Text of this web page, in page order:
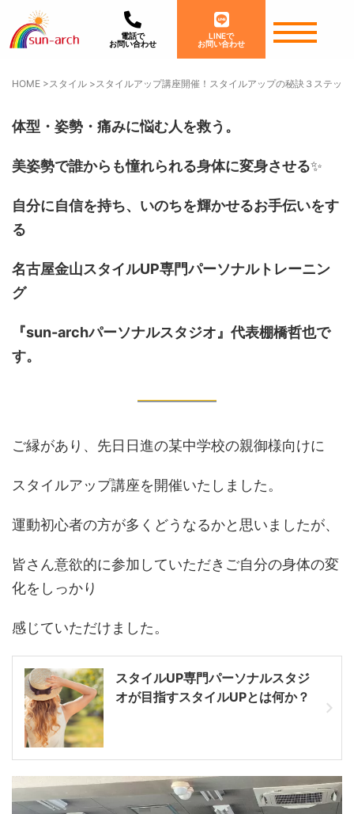
電話で
お問い合わせ
LINEで
お問い合わせ
HOME > スタイル > スタイルアップ講座開催！スタイルアップの秘訣３ステップ
体型・姿勢・痛みに悩む人を救う。
美姿勢で誰からも憧れられる身体に変身させる✨
自分に自信を持ち、いのちを輝かせるお手伝いをす
る
名古屋金山スタイルUP専門パーソナルトレーニン
グ
『sun-archパーソナルスタジオ』代表棚橋哲也で
す。
ご縁があり、先日日進の某中学校の親御様向けに
スタイルアップ講座を開催いたしました。
運動初心者の方が多くどうなるかと思いましたが、
皆さん意欲的に参加していただきご自分の身体の変
化をしっかり
感じていただけました。
スタイルUP専門パーソナルスタジ
オが目指すスタイルUPとは何か？